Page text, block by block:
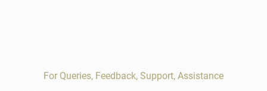
For Queries, Feedback, Support, Assistance